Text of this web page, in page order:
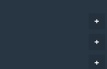
+
+
+